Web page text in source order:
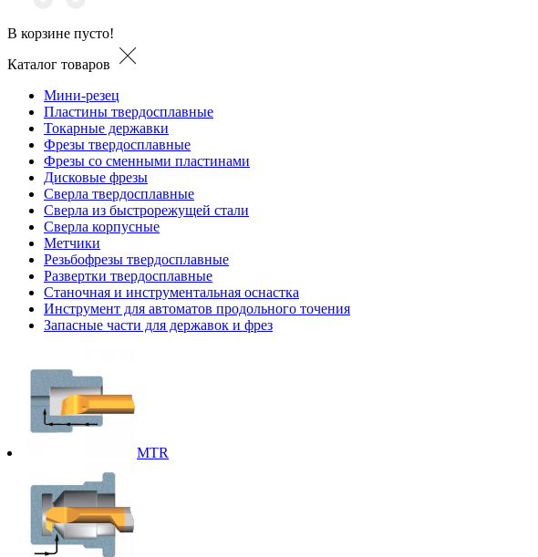
В корзине пусто!
Каталог товаров
Мини-резец
Пластины твердосплавные
Токарные державки
Фрезы твердосплавные
Фрезы со сменными пластинами
Дисковые фрезы
Сверла твердосплавные
Сверла из быстрорежущей стали
Сверла корпусные
Метчики
Резьбофрезы твердосплавные
Развертки твердосплавные
Станочная и инструментальная оснастка
Инструмент для автоматов продольного точения
Запасные части для державок и фрез
MTR